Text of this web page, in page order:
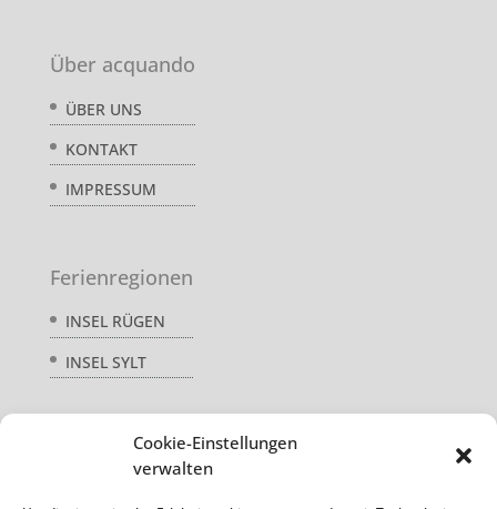
Cookie-Einstellungen
verwalten
Über acquando
ÜBER UNS
KONTAKT
IMPRESSUM
Ferienregionen
INSEL RÜGEN
INSEL SYLT